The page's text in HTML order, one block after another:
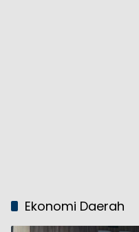
Ekonomi Daerah